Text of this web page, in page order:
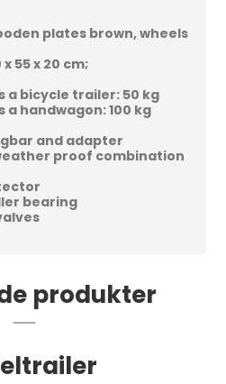
plates brown, wheels
55 x 20 cm;
a bicycle trailer: 50 kg
a handwagon: 100 kg
and adapter
proof combination
bearing
produkter